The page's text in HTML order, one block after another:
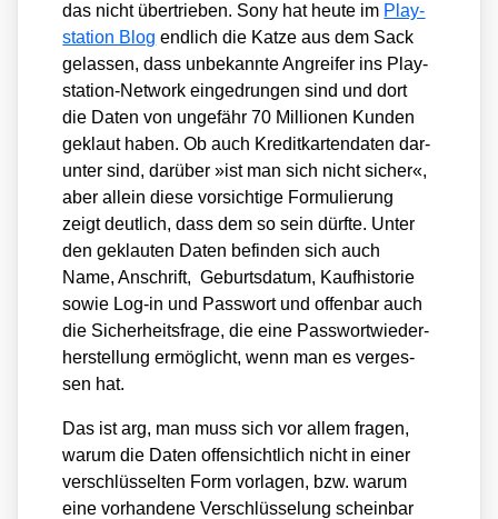
das nicht über­trie­ben. Sony hat heu­te im Play­
sta­ti­on Blog end­lich die Kat­ze aus dem Sack
gelas­sen, dass unbe­kann­te Angrei­fer ins Play­
sta­ti­on-Net­work ein­ge­drun­gen sind und dort
die Daten von unge­fähr 70 Mil­lio­nen Kun­den
geklaut haben. Ob auch Kre­dit­kar­ten­da­ten dar­
un­ter sind, dar­über »ist man sich nicht sicher«,
aber allein die­se vor­sich­ti­ge For­mu­lie­rung
zeigt deut­lich, dass dem so sein dürf­te. Unter
den geklau­ten Daten befin­den sich auch
Name, Anschrift, Geburts­da­tum, Kauf­his­to­rie
sowie Log-in und Pass­wort und offen­bar auch
die Sicher­heits­fra­ge, die eine Pass­wort­wie­der­
her­stel­lung ermög­licht, wenn man es ver­ges­
sen hat.
Das ist arg, man muss sich vor allem fra­gen,
war­um die Daten offen­sicht­lich nicht in einer
ver­schlüs­sel­ten Form vor­la­gen, bzw. war­um
eine vor­han­de­ne Ver­schlüs­se­lung schein­bar